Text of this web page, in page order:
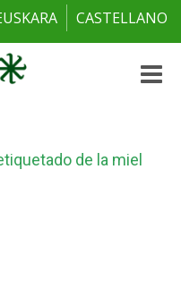
CASTELLANO
Toggle
de la miel